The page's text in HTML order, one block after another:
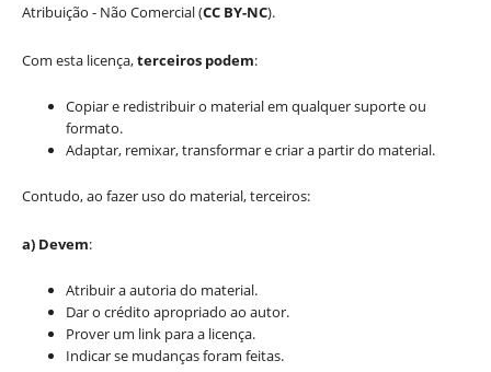
Atribuição - Não Comercial (CC BY-NC).
Com esta licença,terceiros podem:
Copiar e redistribuir o material em qualquer suporte ou
formato.
Adaptar, remixar, transformar e criar a partir do material.
Contudo, ao fazer uso do material, terceiros:
a) Devem:
Atribuir a autoria do material.
Dar o crédito apropriado ao autor.
Prover um link para a licença.
Indicar se mudanças foram feitas.